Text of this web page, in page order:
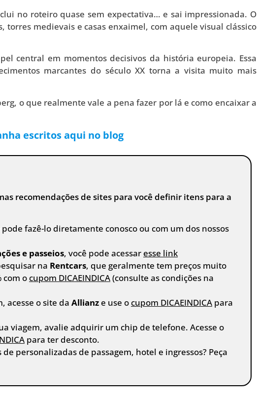
no roteiro quase sem expectativa… e sai impressionada. O
medievais e casas enxaimel, com aquele visual clássico
central em momentos decisivos da história europeia. Essa
marcantes do século XX torna a visita muito mais
o que realmente vale a pena fazer por lá e como encaixar a
escritos aqui no blog
recomendações de sites para você definir itens para a
pode fazê-lo diretamente conosco ou com um dos nossos
e passeios, você pode acessar esse link
na Rentcars, que geralmente tem preços muito
com o cupom DICAEINDICA(consulte as condições na
acesse o site da Allianz e use o cupom DICAEINDICA para
viagem, avalie adquirir um chip de telefone. Acesse o
para ter desconto.
personalizadas de passagem, hotel e ingressos? Peça